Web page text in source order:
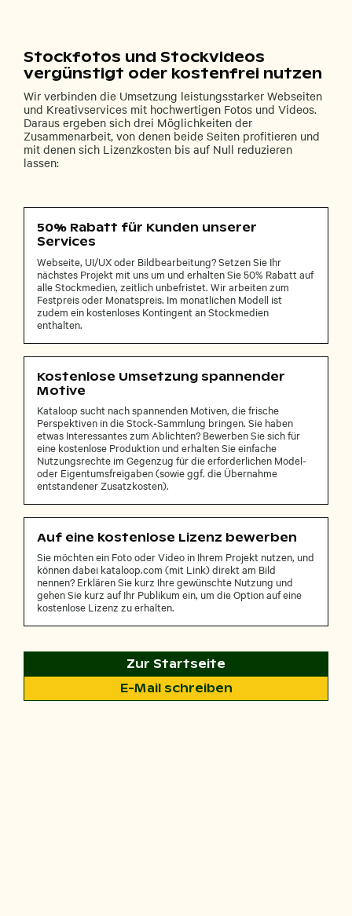
Stockfotos und Stockvideos
vergünstigt oder kostenfrei nutzen
Wir verbinden die Umsetzung leistungsstarker Webseiten
und Kreativservices mit hochwertigen Fotos und Videos.
Daraus ergeben sich drei Möglichkeiten der
Zusammenarbeit, von denen beide Seiten profitieren und
mit denen sich Lizenzkosten bis auf Null reduzieren
lassen:
50% Rabatt für Kunden unserer
Services
Webseite, UI/UX oder Bildbearbeitung? Setzen Sie Ihr
nächstes Projekt mit uns um und erhalten Sie 50% Rabatt auf
alle Stockmedien, zeitlich unbefristet. Wir arbeiten zum
Festpreis oder Monatspreis. Im monatlichen Modell ist
zudem ein kostenloses Kontingent an Stockmedien
enthalten.
Kostenlose Umsetzung spannender
Motive
Kataloop sucht nach spannenden Motiven, die frische
Perspektiven in die Stock-Sammlung bringen. Sie haben
etwas Interessantes zum Ablichten? Bewerben Sie sich für
eine kostenlose Produktion und erhalten Sie einfache
Nutzungsrechte im Gegenzug für die erforderlichen Model-
oder Eigentumsfreigaben (sowie ggf. die Übernahme
entstandener Zusatzkosten).
Auf eine kostenlose Lizenz bewerben
Sie möchten ein Foto oder Video in Ihrem Projekt nutzen, und
können dabei kataloop.com (mit Link) direkt am Bild
nennen? Erklären Sie kurz Ihre gewünschte Nutzung und
gehen Sie kurz auf Ihr Publikum ein, um die Option auf eine
kostenlose Lizenz zu erhalten.
Zur Startseite
E-Mail schreiben